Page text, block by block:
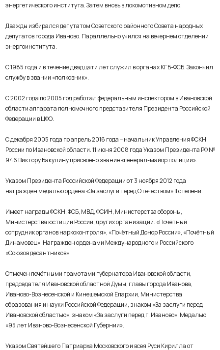
энергетического института. Затем вновь в локомотивном депо.
Дважды избирался депутатом Советского районного Совета народных
депутатов города Иваново. Параллельно учился на вечернем отделении
энергоинститута.
С 1985 года и в течение двадцати лет служил в органах КГБ-ФСБ. Закончил
службу в звании «полковник».
С 2002 года по 2005 год работал федеральным инспектором в Ивановской
области аппарата полномочного представителя Президента Российской
Федерации в ЦФО.
С декабря 2005 года по апрель 2016 года – начальник Управления ФСКН
России по Ивановской области. 11 июня 2008 года Указом Президента РФ №
946 Виктору Бакулину присвоено звание «генерал-майор полиции».
Указом Президента Российской Федерации от 3 ноября 2012 года
награждён медалью ордена «За заслуги перед Отечеством» II степени.
Имеет награды ФСКН, ФСБ, МВД, ФСИН, Министерства обороны,
Министерства юстиции России, других организаций. «Почётный
сотрудник органов наркоконтроля», «Почётный Донор России», «Почётный
Динамовец». Награжден орденами Международного и Российского
«Союзов десантников»
Отмечен почётными грамотами губернатора Ивановской области,
председателя Ивановской областной Думы, главы города Иванова,
Иваново-Вознесенской и Кинешемской Епархии, Министерства
образования и науки Российской Федерации, знаком «За заслуги перед
Ивановской областью», знаком «За заслуги перед г. Иваново», Медалью
«95 лет Иваново-Вознесенской Губернии».
Указом Святейшего Патриарха Московского и всея Руси Кирилла от